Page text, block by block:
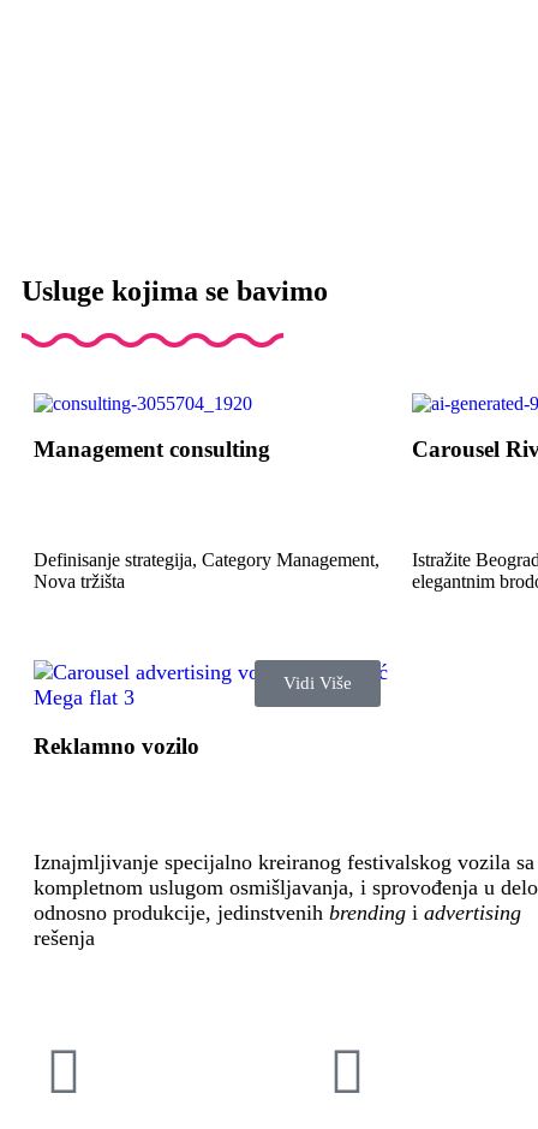
Usluge kojima se bavimo
Management consulting
Definisanje strategija, Category Management,
Nova tržišta
Carousel
Istražite
elegantnim
Reklamno vozilo
Iznajmljivanje specijalno kreiranog festivalskog vozila sa
kompletnom uslugom osmišljavanja, i sprovođenja u
odnosno produkcije, jedinstvenih brending i advertising
rešenja
Vidi Više